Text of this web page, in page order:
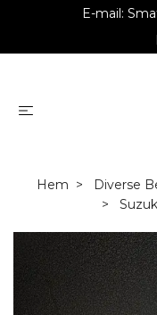
E-mail:
Hem Diverse